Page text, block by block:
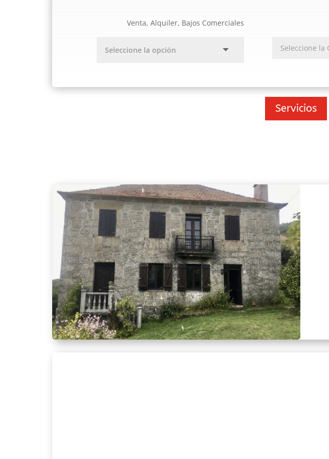
Venta, Alquiler, Bajos Comerciales
Servicios